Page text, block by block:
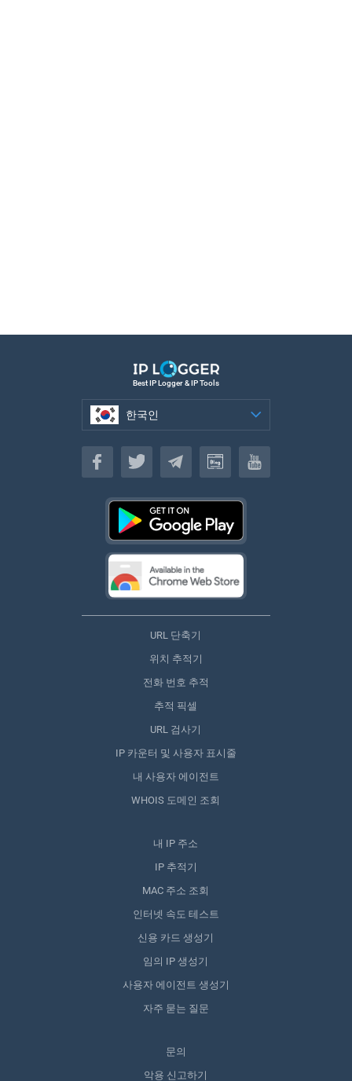
Best IP Logger & IP Tools
한국인
한국인
URL 단축기
위치 추적기
전화 번호 추적
추적 픽셀
URL 검사기
IP 카운터 및 사용자 표시줄
내 사용자 에이전트
WHOIS 도메인 조회
내 IP 주소
IP 추적기
MAC 주소 조회
인터넷 속도 테스트
신용 카드 생성기
임의 IP 생성기
사용자 에이전트 생성기
자주 묻는 질문
문의
악용 신고하기